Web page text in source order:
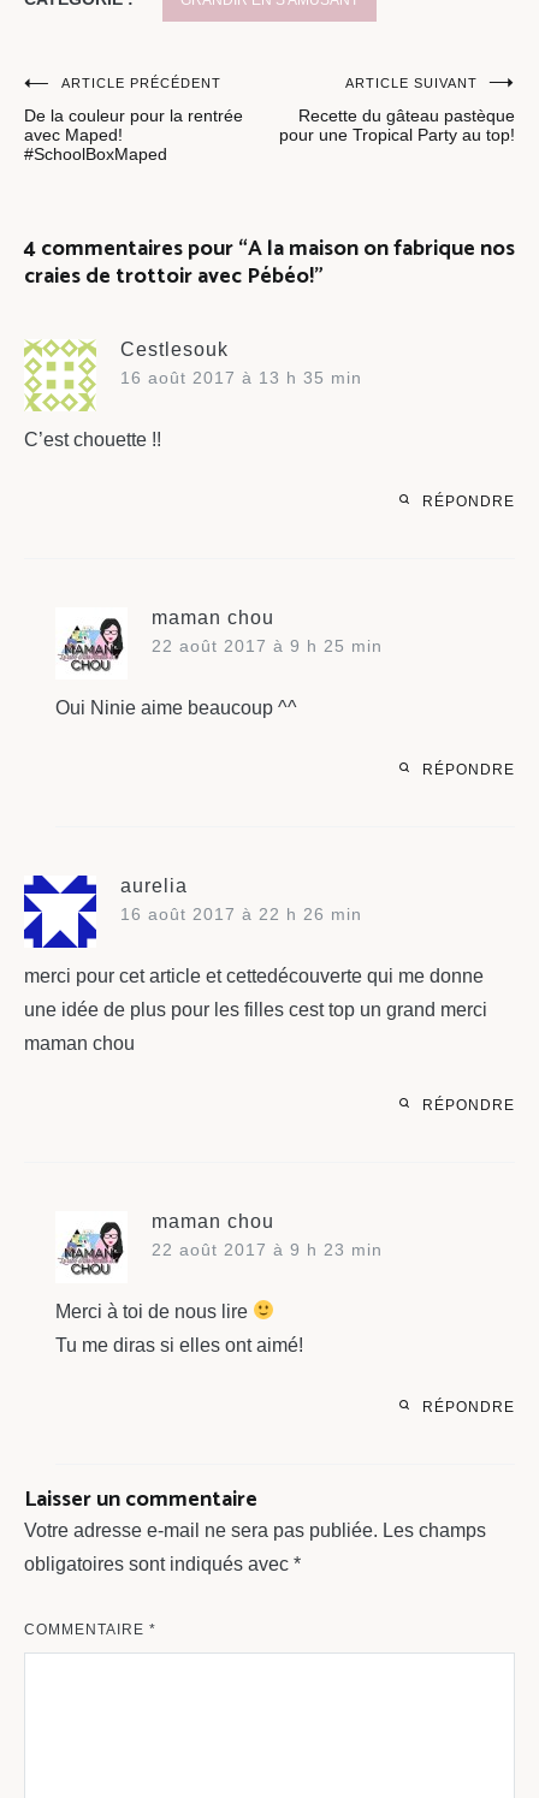
Navigation
de
ARTICLE PRÉCÉDENT
De la couleur pour la rentrée
avec Maped!
#SchoolBoxMaped
ARTICLE SUIVANT
Recette du gâteau pastèque
pour une Tropical Party au top!
4 commentaires pour “A la maison on fabrique nos
craies de trottoir avec Pébéo!”
Cestlesouk
16 août 2017 à 13 h 35 min
C’est chouette !!
RÉPONDRE
maman chou
22 août 2017 à 9 h 25 min
Oui Ninie aime beaucoup ^^
RÉPONDRE
aurelia
16 août 2017 à 22 h 26 min
merci pour cet article et cettedécouverte qui me donne
une idée de plus pour les filles cest top un grand merci
maman chou
RÉPONDRE
maman chou
22 août 2017 à 9 h 23 min
Merci à toi de nous lire
Tu me diras si elles ont aimé!
RÉPONDRE
Laisser un commentaire
Votre adresse e-mail ne sera pas publiée. Les champs
obligatoires sont indiqués avec *
COMMENTAIRE *